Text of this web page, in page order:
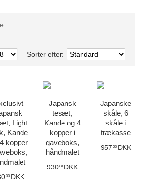
Sorter efter:
Light
Kande
kopper
00 DKK
Japansk
tesæt,
Kande og 4
kopper i
gaveboks,
håndmalet
93000 DKK
Japanske
skåle, 6
skåle i
trækasse
957 50 DKK